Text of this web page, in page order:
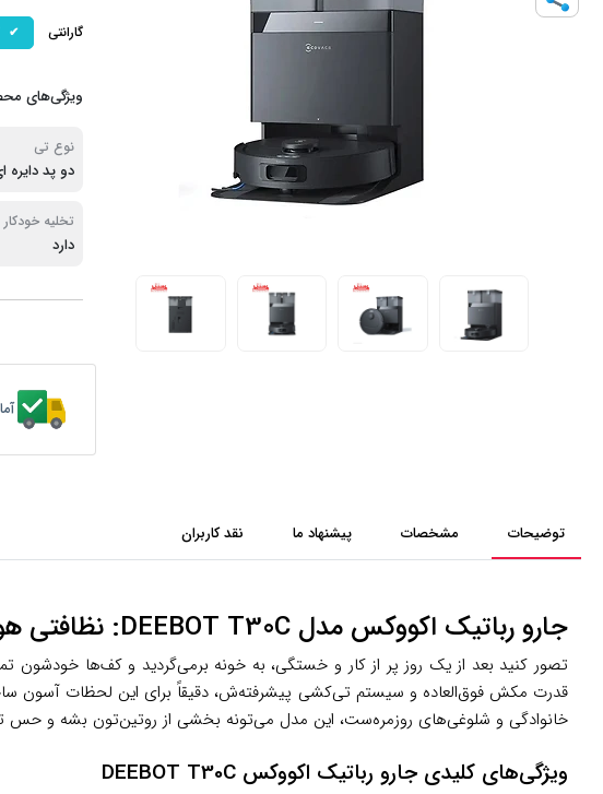
گارانتی
ویژگی‌های
نوع تی
دو پد دایره
تخلیه خودکار
دارد
توضیحات مشخصات پیشنهاد ما نقد کاربران
جارو رباتیک اکووکس مدل DEEBOT T30C: نظافتی هوشمند که وقت‌تون رو آزاد می‌کنه
تصور کنید بعد از یک روز پر از کار و خستگی، به خونه برمی‌گردید و کف‌ها خودشون
قدرت مکش فوق‌العاده و سیستم تی‌کشی پیشرفته‌ش، دقیقاً برای این لحظات آسون
خانوادگی و شلوغی‌های روزمره‌ست، این مدل می‌تونه بخشی از روتین‌تون بشه و حس
ویژگی‌های کلیدی جارو رباتیک اکووکس DEEBOT T30C